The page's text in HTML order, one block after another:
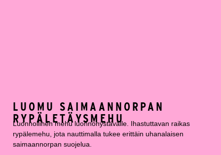
LUOMU SAIMAANNORPAN
RYPÄLETÄYSMEHU
Luonnollinen mehu luonnonystävälle. Ihastuttavan raikas
rypälemehu, jota nauttimalla tukee erittäin uhanalaisen
saimaannorpan suojelua.